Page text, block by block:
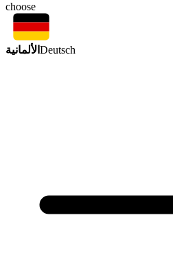
choose
الألمانية Deutsch